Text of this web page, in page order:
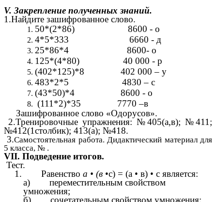
V. Закрепление полученных знаний.
1.Найдите зашифрованное слово.
50*(2*86) 8600 - о
4*5*333 6660 - д
25*86*4 8600- о
125*(4*80) 40 000 - р
(402*125)*8 402 000 – у
483*2*5 4830 – с
(43*50)*4 8600 - о
(111*2)*35 7770 –в
Зашифрованное слово «Одорусов».
2.Тренировочные упражнения: №405(а,в); №411;
№412(1столбик); 413(а); №418.
3.Самостоятельная работа. Дидактический материал для
5 класса, № .
VII. Подведение итогов.
Тест.
1. Равенство а • (в •с) = (а • в) • с является:
а) переместительным свойством
умножения;
б) сочетательным свойством умножения;